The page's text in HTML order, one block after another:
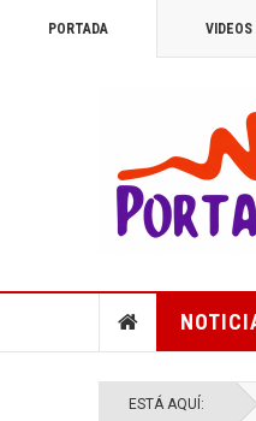
PORTADA VIDEOS
ESTÁ AQUÍ: